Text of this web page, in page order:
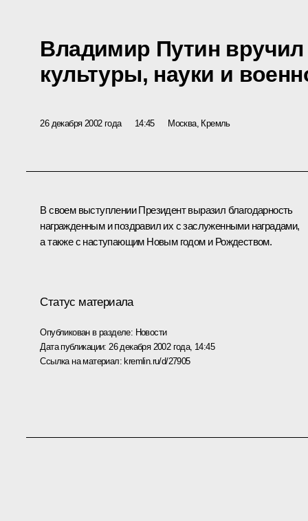
Владимир Путин
культуры, науки и
26 декабря 2002 года 14:45 Москва, Кремль
В своем выступлении Президент выразил благодарность
награжденным и поздравил их с заслуженными наградами,
а также с наступающим Новым годом и Рождеством.
Статус материала
Опубликован в разделе: Новости
Дата публикации: 26 декабря 2002 года, 14:45
Ссылка на материал:kremlin.ru/d/27905